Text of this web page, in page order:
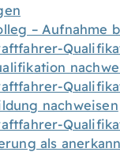
– Aufnahme
nachweisen
als